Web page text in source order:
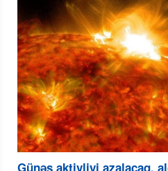
Günəş aktivliyi azalacaq,